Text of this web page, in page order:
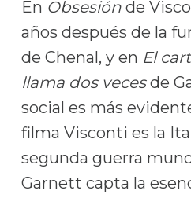
En Obsesiónde
años después de la
de Chenal, y en El
llama dos vecesde
social es más
filma Visconti es la
segunda guerra
Garnett capta la